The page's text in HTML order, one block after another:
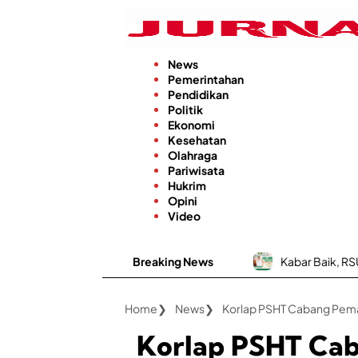
konten
News
Pemerintahan
Pendidikan
Politik
Ekonomi
Kesehatan
Olahraga
Pariwisata
Hukrim
Opini
Video
Breaking NewsKabar Baik, RSUD dr. H. Moh.
Home News Korlap PSHT Cabang
Korlap PSHT